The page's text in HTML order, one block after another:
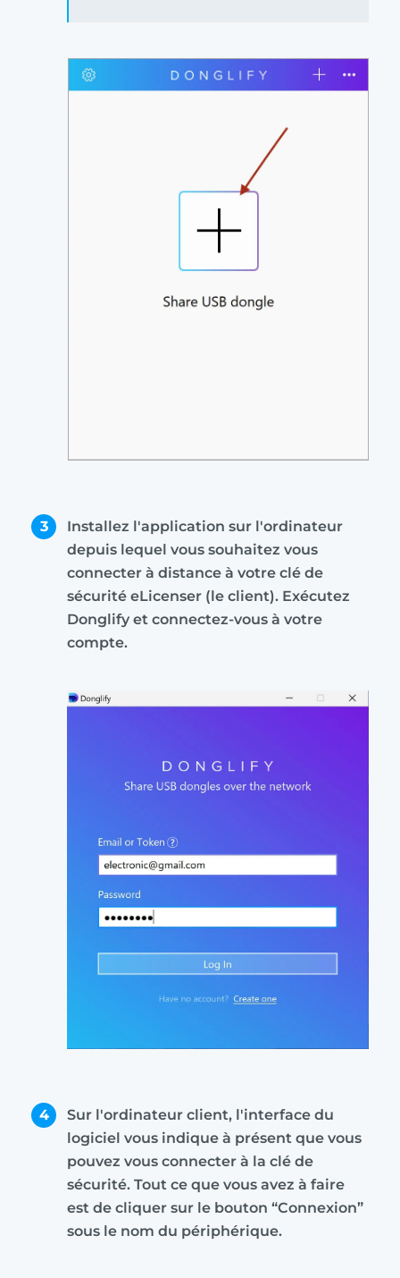
3
Installez l'application sur l'ordinateur
depuis lequel vous souhaitez vous
connecter à distance à votre clé de
sécurité eLicenser (le client). Exécutez
Donglify et connectez-vous à votre
compte.
4
Sur l'ordinateur client, l'interface du
logiciel vous indique à présent que vous
pouvez vous connecter à la clé de
sécurité. Tout ce que vous avez à faire
est de cliquer sur le bouton “Connexion”
sous le nom du périphérique.